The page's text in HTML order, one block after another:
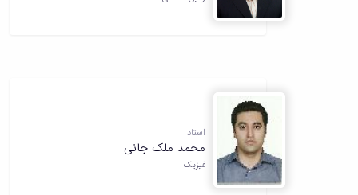
استاد
محمد ملک جانی
فیزیک